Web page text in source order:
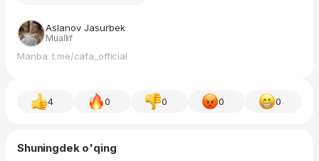
Aslanov Jasurbek
Muallif
Manba: t.me/cafa_official
4 0 0 0 0
Shuningdek o'qing